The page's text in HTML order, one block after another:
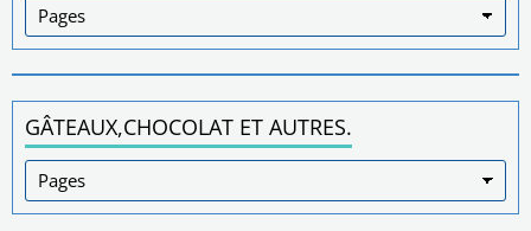
GÂTEAUX,CHOCOLAT ET AUTRES.